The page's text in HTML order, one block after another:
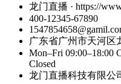
龙门直播 · https://
400-12345-67890
广东省广州市天河区
Mon–Fri 09:00–18:00
Closed
龙门直播科技有限公